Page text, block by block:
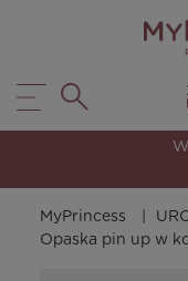
MyPrincess
Opaska pin up w